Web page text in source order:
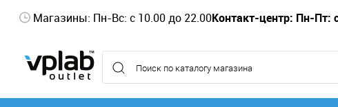
Магазины: Пн-Вс: с 10.00 до 22.00Контакт-центр: Пн-Пт: